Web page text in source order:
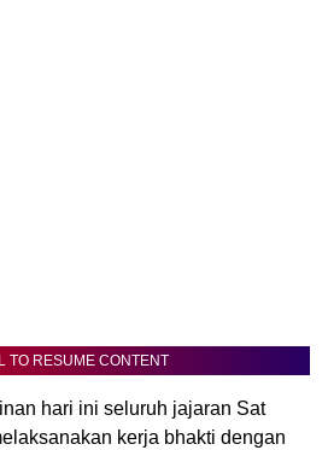
TO RESUME CONTENT
hari ini seluruh jajaran Sat
kerja bhakti dengan